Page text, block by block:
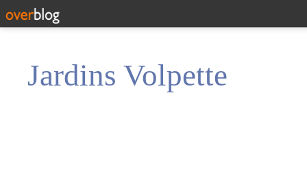
Jardins Volpette